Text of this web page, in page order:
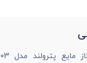
پترولند مدل 3103